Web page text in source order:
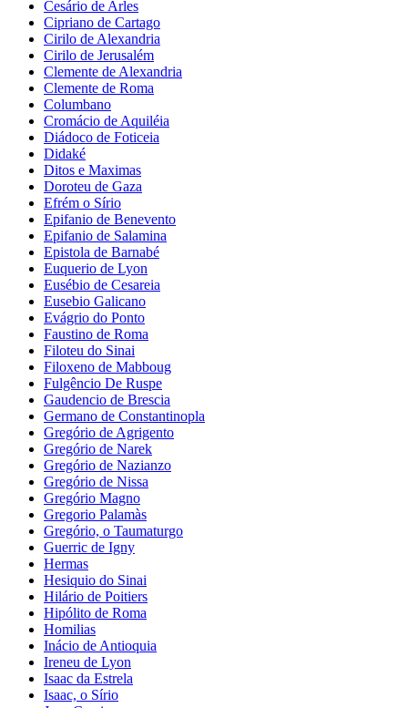
Cesário de Arles
Cipriano de Cartago
Cirilo de Alexandria
Cirilo de Jerusalém
Clemente de Alexandria
Clemente de Roma
Columbano
Cromácio de Aquiléia
Diádoco de Foticeia
Didaké
Ditos e Maximas
Doroteu de Gaza
Efrém o Sírio
Epifanio de Benevento
Epifanio de Salamina
Epistola de Barnabé
Euquerio de Lyon
Eusébio de Cesareia
Eusebio Galicano
Evágrio do Ponto
Faustino de Roma
Filoteu do Sinai
Filoxeno de Mabboug
Fulgêncio De Ruspe
Gaudencio de Brescia
Germano de Constantinopla
Gregório de Agrigento
Gregório de Narek
Gregório de Nazianzo
Gregório de Nissa
Gregório Magno
Gregorio Palamàs
Gregório, o Taumaturgo
Guerric de Igny
Hermas
Hesiquio do Sinai
Hilário de Poitiers
Hipólito de Roma
Homilias
Inácio de Antioquia
Ireneu de Lyon
Isaac da Estrela
Isaac, o Sírio